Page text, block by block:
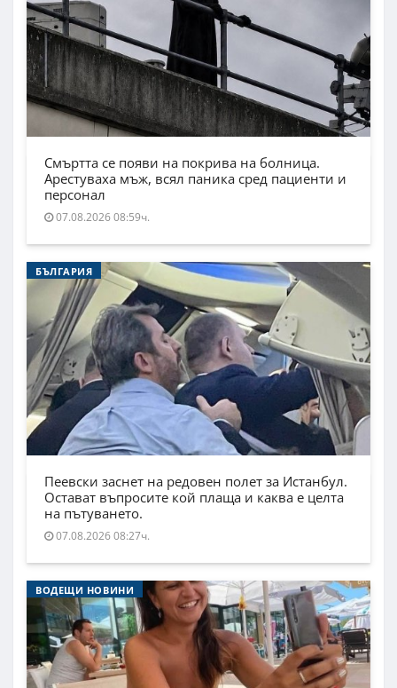
Смъртта се появи на покрива на болница.
Арестуваха мъж, всял паника сред пациенти и
персонал
07.08.2026 08:59ч.
БЪЛГАРИЯ
Пеевски заснет на редовен полет за Истанбул.
Остават въпросите кой плаща и каква е целта
на пътуването.
07.08.2026 08:27ч.
ВОДЕЩИ НОВИНИ